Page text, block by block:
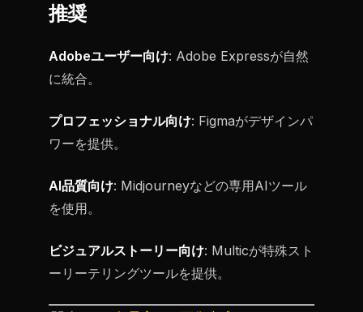
推奨
Adobeユーザー向け: Adobe Expressが自然
に統合。
プロフェッショナル向け: Figmaがデザインパ
ワーを提供。
AI品質向け: Midjourneyなどの専用AIツール
を使用。
ビジュアルストーリー向け: Multicが特殊スト
ーリーテリングツールを提供。